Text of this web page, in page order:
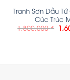
Tranh Sơn Dầu
Cúc Trúc
1,800,000₫